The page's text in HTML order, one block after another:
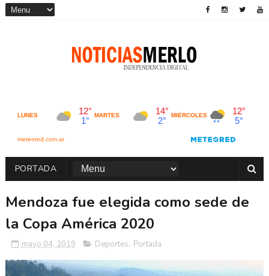
PORTADA
Mendoza fue elegida como sede de
la Copa América 2020
mayo 04, 2019 Deportes, Portada